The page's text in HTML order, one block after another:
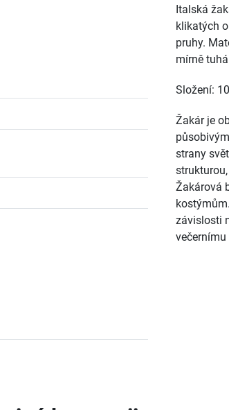
Italská
klikatých
pruhy.
mírně
Složení:
Žakár je
strany
Žakárová
závislosti
večernímu